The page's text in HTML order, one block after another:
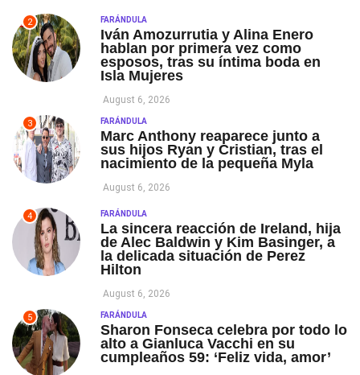
2 FARÁNDULA
Iván Amozurrutia y Alina Enero
hablan por primera vez como
esposos, tras su íntima boda en
Isla Mujeres
August 6, 2026
3 FARÁNDULA
Marc Anthony reaparece junto a
sus hijos Ryan y Cristian, tras el
nacimiento de la pequeña Myla
August 6, 2026
4 FARÁNDULA
La sincera reacción de Ireland, hija
de Alec Baldwin y Kim Basinger, a
la delicada situación de Perez
Hilton
August 6, 2026
5 FARÁNDULA
Sharon Fonseca celebra por todo lo
alto a Gianluca Vacchi en su
cumpleaños 59: ‘Feliz vida, amor’